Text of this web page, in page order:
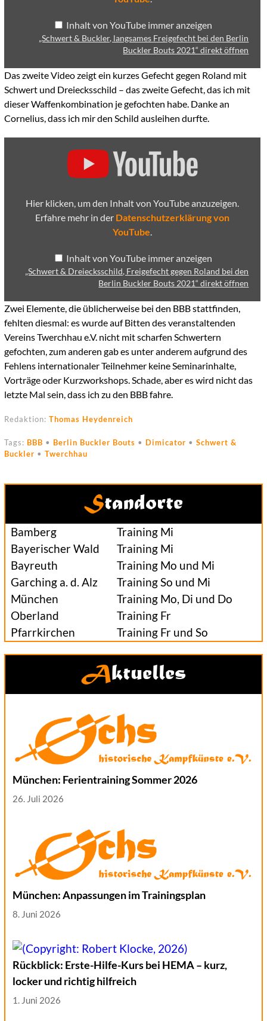
Inhalt von YouTube immer anzeigen
„Schwert & Buckler, langsames Freigefecht bei den Berlin
Buckler Bouts 2021“ direkt öffnen
Das zweite Video zeigt ein kurzes Gefecht gegen Roland mit
Schwert und Dreiecksschild – das zweite Gefecht, das ich mit
dieser Waffenkombination je gefochten habe. Danke an
Cornelius, dass ich mir den Schild ausleihen durfte.
anzeigen
Hier klicken, um den Inhalt von YouTube anzuzeigen.
Erfahre mehr in der Datenschutzerklärung von
YouTube.
Inhalt von YouTube immer anzeigen
„Schwert & Dreiecksschild, Freigefecht gegen Roland bei den
Berlin Buckler Bouts 2021“ direkt öffnen
Zwei Elemente, die üblicherweise bei den BBB stattfinden,
fehlten diesmal: es wurde auf Bitten des veranstaltenden
Vereins Twerchhau e.V. nicht mit scharfen Schwertern
gefochten, zum anderen gab es unter anderem aufgrund des
Fehlens internationaler Teilnehmer keine Seminarinhalte,
Vorträge oder Kurzworkshops. Schade, aber es wird nicht das
letzte Mal sein, dass ich zu den BBB fahre.
Redaktion:Thomas Heydenreich
Tags: BBB • Berlin Buckler Bouts • Dimicator •Schwert &
Buckler •Twerchhau
Standorte
Bamberg
Training Mi
Bayerischer Wald
Training Mi
Bayreuth
Training Mo und Mi
Garching a. d. Alz
Training So und Mi
München
Training Mo, Di und Do
Oberland
Training Fr
Pfarrkirchen
Training Fr und So
Aktuelles
München: Ferientraining Sommer 2026
26. Juli 2026
München: Anpassungen im Trainingsplan
8. Juni 2026
Rückblick: Erste-Hilfe-Kurs bei HEMA – kurz,
locker und richtig hilfreich
1. Juni 2026